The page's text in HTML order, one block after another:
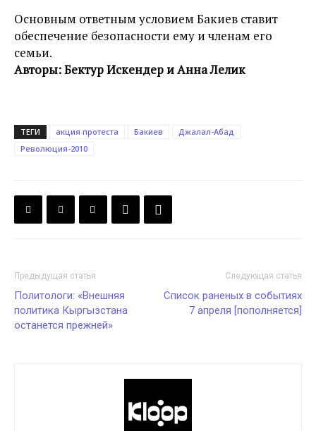
Основным ответным условием Бакиев ставит
обеспечение безопасности ему и членам его
семьи.
Авторы: Бектур Искендер и Анна Лелик
ТЕГИ акция протеста Бакиев
Джалал-Абад
Революция-2010
Предыдущая статья
Политологи: «Внешняя
политика Кыргызстана
останется прежней»
Следующая статья
Список раненых в событиях
7 апреля [пополняется]